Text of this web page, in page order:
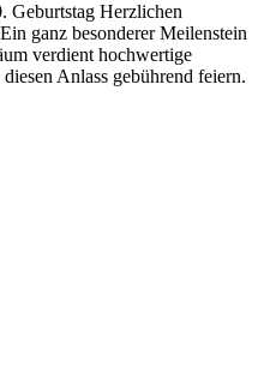
Geburtstag Herzlichen
ganz besonderer Meilenstein
verdient hochwertige
Anlass gebührend feiern.